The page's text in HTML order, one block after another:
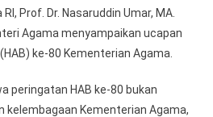
Prof. Dr. Nasaruddin Umar, MA.
Agama menyampaikan ucapan
ke-80 Kementerian Agama.
peringatan HAB ke-80 bukan
kelembagaan Kementerian Agama,